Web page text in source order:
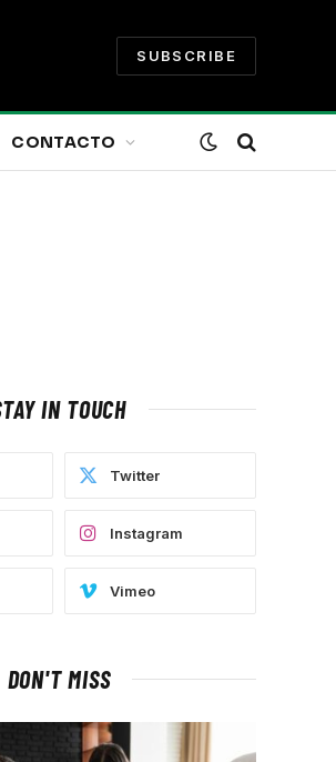
SUBSCRIBE
CONTACTO
IN TOUCH
Twitter
Instagram
Vimeo
DON'T MISS